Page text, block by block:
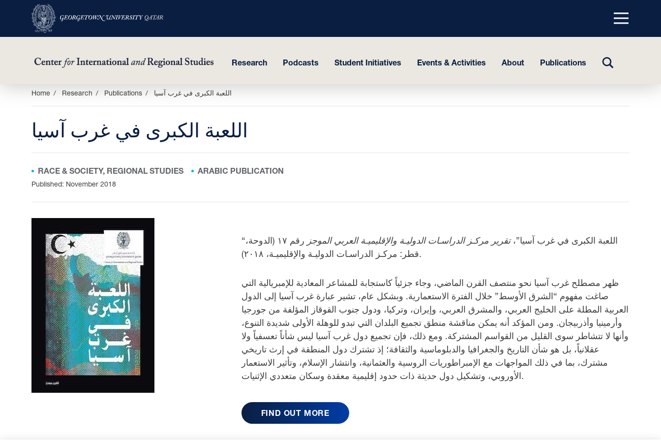
Menu
top
Research Podcasts Student Initiatives Events & Activities About Publications
TOGGLE
Home Research Publications اللعبة الكبرى في غرب آسيا
اللعبة الكبرى في غرب آسيا
RACE & SOCIETY, REGIONAL STUDIES ARABIC PUBLICATION
Published: November 2018
“اللعبة الكبرى في غرب آسيا”،تقرير مركـز الدراسـات الدوليـة والإقليميـة العربي الموجز
رقم ١٧ (الدوحة،
قطر: مركـز الدراسـات الدوليـة والإقليميـة، ٢٠١٨).
ظهر مصطلح غرب آسيا نحو منتصف القرن الماضي، وجاء جزئياً كاستجابة للمشاعر المعادية للإمبريالية التي
صاغت مفهوم “الشرق الأوسط” خلال الفترة الاستعمارية. وبشكل عام، تشير عبارة غرب آسيا إلى الدول
العربية المطلة على الخليج العربي، والمشرق العربي، وإيران، وتركيا، ودول جنوب القوقاز المؤلفة من جورجيا
وأرمينيا وأذربيجان. ومن المؤكد أنه يمكن مناقشة منطق تجميع البلدان التي تبدو للوهلة الأولى شديدة التنوع،
وأنها لا تتشاطر سوى القليل من القواسم المشتركة. ومع ذلك، فإن تجميع دول غرب آسيا ليس شأناً تعسفياً ولا
عقلانياً، بل هو شأن التاريخ والجغرافيا والدبلوماسية والثقافة؛ إذ تشترك دول المنطقة في إرث تاريخي
مشترك، بما في ذلك المواجهات مع الإمبراطوريات الروسية والعثمانية، وانتشار الإسلام، وتأثير الاستعمار
الأوروبي، وتشكيل دول حديثة ذات حدود إقليمية معقدة وسكان متعددي الإثنيات.
FIND OUT MORE